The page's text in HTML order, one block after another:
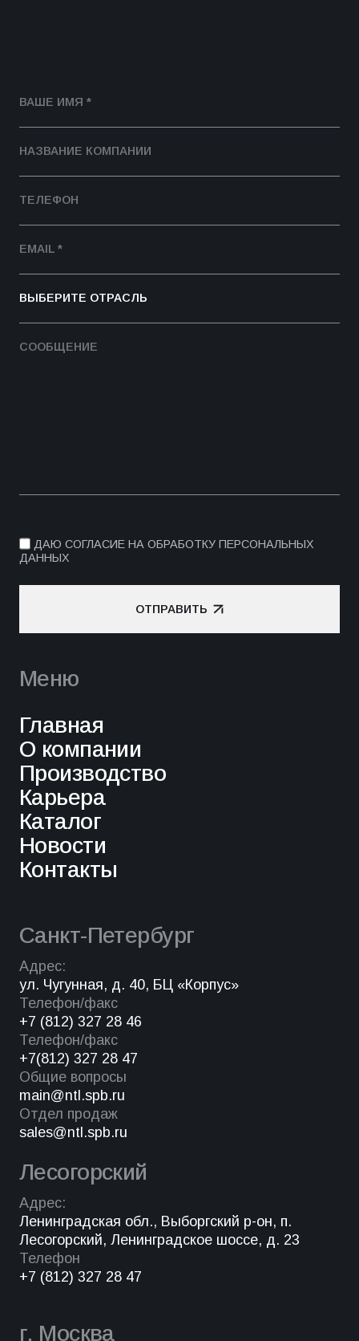
ДАЮ СОГЛАСИЕ НА ОБРАБОТКУ ПЕРСОНАЛЬНЫХ
ДАННЫХ
ОТПРАВИТЬ
ОТПРАВИТЬ
Меню
Главная
О компании
Производство
Карьера
Каталог
Новости
Контакты
Санкт-Петербург
Адрес:
ул. Чугунная, д. 40, БЦ «Корпус»
Телефон/факс
+7 (812) 327 28 46
Телефон/факс
+7(812) 327 28 47
Общие вопросы
main@ntl.spb.ru
Отдел продаж
sales@ntl.spb.ru
Лесогорский
Адрес:
Ленинградская обл., Выборгский р-он, п.
Лесогорский, Ленинградское шоссе, д. 23
Телефон
+7 (812) 327 28 47
г. Москва